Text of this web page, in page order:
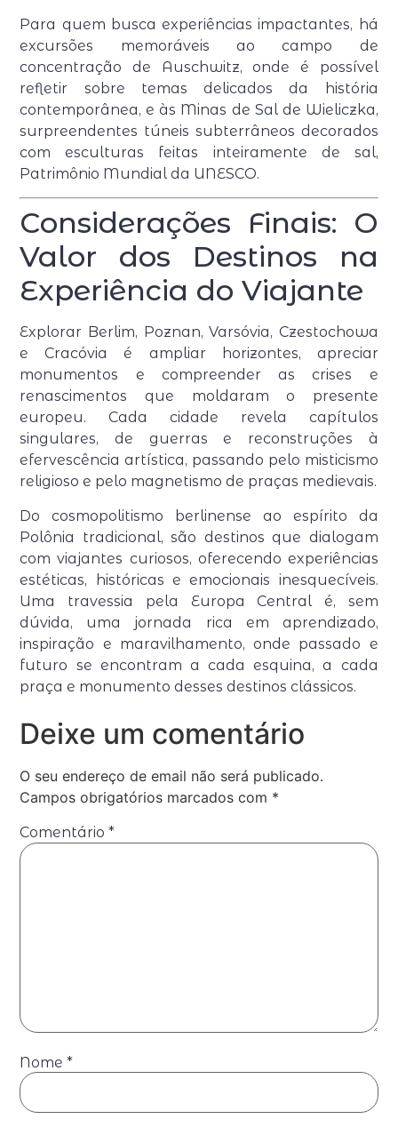
Para quem busca experiências impactantes, há
excursões memoráveis ao campo de
concentração de Auschwitz, onde é possível
refletir sobre temas delicados da história
contemporânea, e às Minas de Sal de Wieliczka,
surpreendentes túneis subterrâneos decorados
com esculturas feitas inteiramente de sal,
Patrimônio Mundial da UNESCO.
Considerações Finais: O
Valor dos Destinos na
Experiência do Viajante
Explorar Berlim, Poznan, Varsóvia, Czestochowa
e Cracóvia é ampliar horizontes, apreciar
monumentos e compreender as crises e
renascimentos que moldaram o presente
europeu. Cada cidade revela capítulos
singulares, de guerras e reconstruções à
efervescência artística, passando pelo misticismo
religioso e pelo magnetismo de praças medievais.
Do cosmopolitismo berlinense ao espírito da
Polônia tradicional, são destinos que dialogam
com viajantes curiosos, oferecendo experiências
estéticas, históricas e emocionais inesquecíveis.
Uma travessia pela Europa Central é, sem
dúvida, uma jornada rica em aprendizado,
inspiração e maravilhamento, onde passado e
futuro se encontram a cada esquina, a cada
praça e monumento desses destinos clássicos.
Deixe um comentário
O seu endereço de email não será publicado.
Campos obrigatórios marcados com *
Comentário*
Nome*